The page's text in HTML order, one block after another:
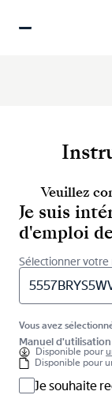
Veuillez
Je suis
d'emploi
Sélectionner
Vous avez
Manuel d'utilisation
Disponible pour
Disponible pour
Je souhaite